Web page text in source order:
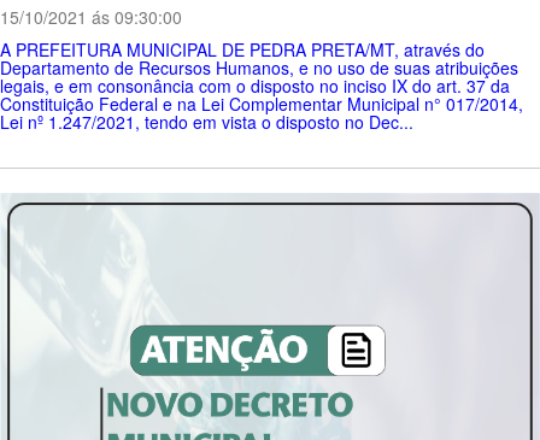
15/10/2021 ás 09:30:00
A PREFEITURA MUNICIPAL DE PEDRA PRETA/MT, através do
Departamento de Recursos Humanos, e no uso de suas atribuições
legais, e em consonância com o disposto no inciso IX do art. 37 da
Constituição Federal e na Lei Complementar Municipal n° 017/2014,
Lei nº 1.247/2021, tendo em vista o disposto no Dec...